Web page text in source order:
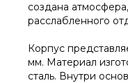
создана
расслабленного
Корпус
мм. Материал
сталь. Внутри